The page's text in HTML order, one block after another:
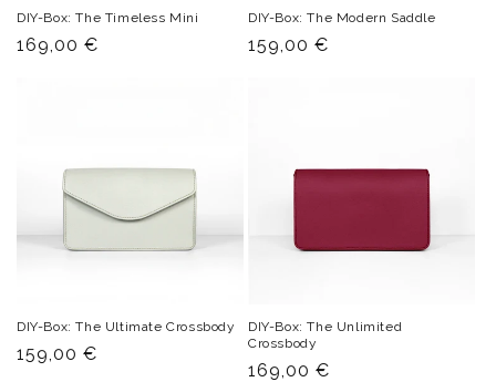
DIY-Box: The Timeless Mini
Normaler
169,00 €
DIY-Box: The Modern Saddle
Normaler
159,00 €
DIY-Box: The Ultimate Crossbody
Normaler
159,00 €
DIY-Box: The Unlimited
Crossbody
Normaler
169,00 €